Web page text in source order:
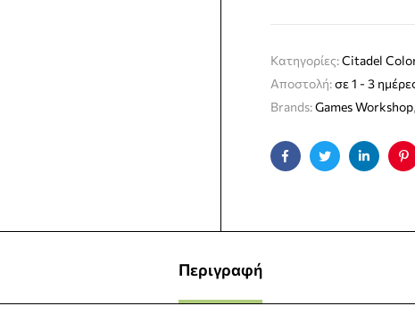
Κατηγορίες:Citadel
Αποστολή:σε 1 - 3
Brands:Games Workshop,
FacebookTwitterLinkedin
Περιγραφή